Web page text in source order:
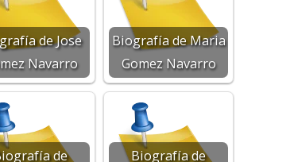
de Jose
Navarro
Biografía de Maria
Gomez Navarro
de
Biografía de